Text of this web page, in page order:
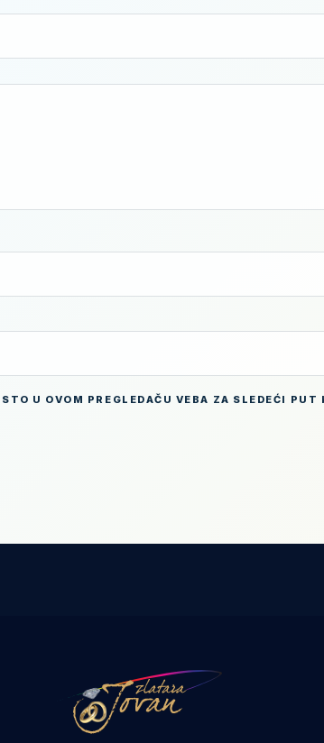
U OVOM PREGLEDAČU VEBA ZA SLEDEĆI PUT